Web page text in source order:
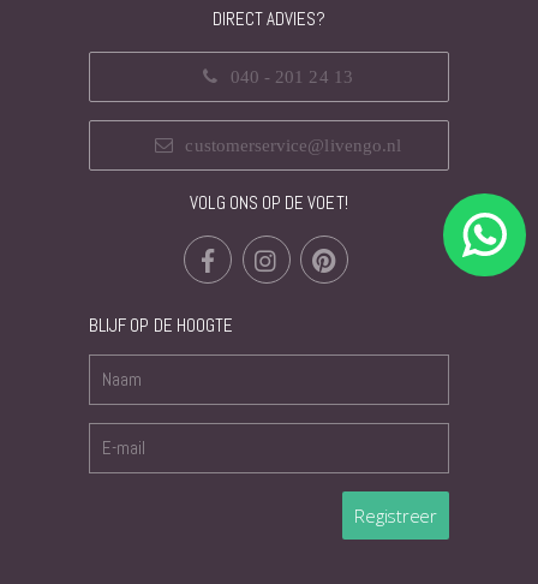
DIRECT ADVIES?
040 - 201 24 13
customerservice@livengo.nl
VOLG ONS OP DE VOET!
BLIJF OP DE HOOGTE
Registreer